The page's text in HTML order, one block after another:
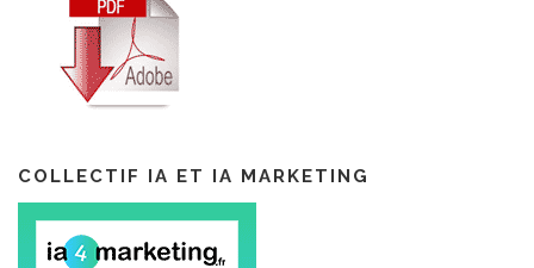
COLLECTIF IA ET IA MARKETING